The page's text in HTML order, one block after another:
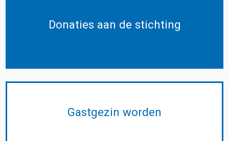
Donaties aan de stichting
Gastgezin worden